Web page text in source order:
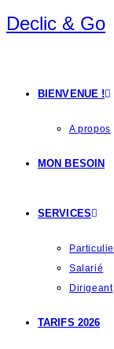
Declic & Go
BIENVENUE !
A propos
MON BESOIN
SERVICES
Salarié
Dirigeant
TARIFS 2026